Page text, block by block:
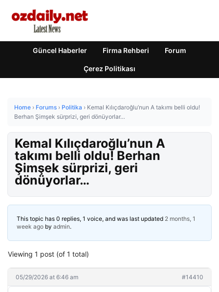
Güncel Haberler Firma Rehberi Forum
Çerez Politikası
Home › Forums › Politika › Kemal Kılıçdaroğlu’nun A takımı belli oldu!
Berhan Şimşek sürprizi, geri dönüyorlar…
Kemal Kılıçdaroğlu’nun A
takımı belli oldu! Berhan
Şimşek sürprizi, geri
dönüyorlar…
This topic has 0 replies, 1 voice, and was last updated 2 months, 1
week ago by admin.
Viewing 1 post (of 1 total)
05/29/2026 at 6:46 am #14410